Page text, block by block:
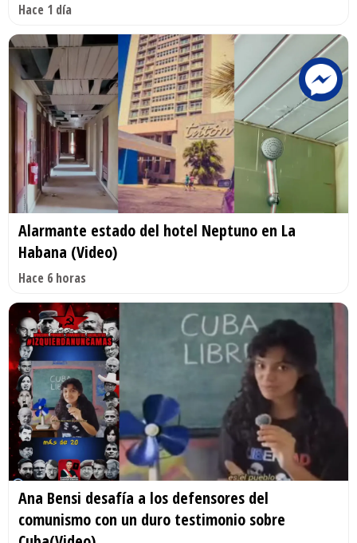
Hace 1 día
Alarmante estado del hotel Neptuno en La
Habana (Video)
Hace 6 horas
Ana Bensi desafía a los defensores del
comunismo con un duro testimonio sobre